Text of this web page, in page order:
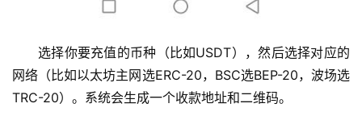
选择你要充值的币种（比如USDT），然后选择对应的
网络（比如以太坊主网选ERC-20，BSC选BEP-20，波场选
TRC-20）。系统会生成一个收款地址和二维码。